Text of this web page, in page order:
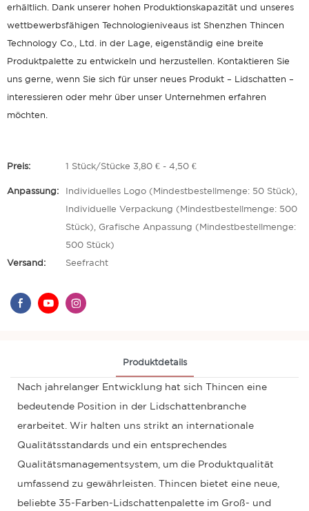
erhältlich. Dank unserer hohen Produktionskapazität und unseres
wettbewerbsfähigen Technologieniveaus ist Shenzhen Thincen
Technology Co., Ltd. in der Lage, eigenständig eine breite
Produktpalette zu entwickeln und herzustellen. Kontaktieren Sie
uns gerne, wenn Sie sich für unser neues Produkt – Lidschatten –
interessieren oder mehr über unser Unternehmen erfahren
möchten.
Preis: 1 Stück/Stücke 3,80 € - 4,50 €
Anpassung: Individuelles Logo (Mindestbestellmenge: 50 Stück),
Individuelle Verpackung (Mindestbestellmenge: 500
Stück), Grafische Anpassung (Mindestbestellmenge:
500 Stück)
Versand: Seefracht
Produktdetails
Nach jahrelanger Entwicklung hat sich Thincen eine
bedeutende Position in der Lidschattenbranche
erarbeitet. Wir halten uns strikt an internationale
Qualitätsstandards und ein entsprechendes
Qualitätsmanagementsystem, um die Produktqualität
umfassend zu gewährleisten. Thincen bietet eine neue,
beliebte 35-Farben-Lidschattenpalette im Groß- und